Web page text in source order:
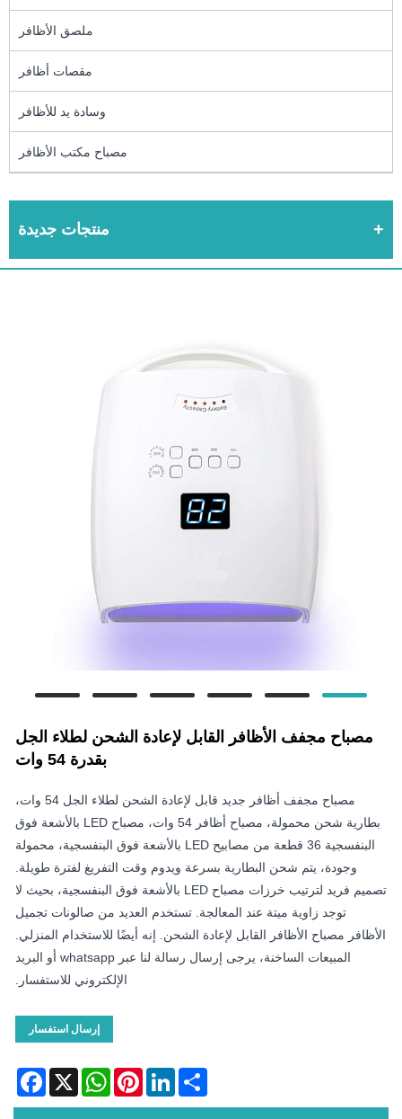
ملصق الأظافر
مقصات أظافر
وسادة يد للأظافر
مصباح مكتب الأظافر
منتجات جديدة
مصباح مجفف الأظافر القابل لإعادة الشحن لطلاء الجل
بقدرة 54 وات
مصباح مجفف أظافر جديد قابل لإعادة الشحن لطلاء الجل 54 وات،
بطارية شحن محمولة، مصباح أظافر 54 وات، مصباح LED بالأشعة فوق
البنفسجية 36 قطعة من مصابيح LED بالأشعة فوق البنفسجية، محمولة
وجودة، يتم شحن البطارية بسرعة ويدوم وقت التفريغ لفترة طويلة.
تصميم فريد لترتيب خرزات مصباح LED بالأشعة فوق البنفسجية، بحيث لا
توجد زاوية ميتة عند المعالجة. تستخدم العديد من صالونات تجميل
الأظافر مصباح الأظافر القابل لإعادة الشحن. إنه أيضًا للاستخدام المنزلي.
المبيعات الساخنة، يرجى إرسال رسالة لنا عبر whatsapp أو البريد
الإلكتروني للاستفسار.
إرسال استفسار
X
WhatsAppPinterestLinkedInShare